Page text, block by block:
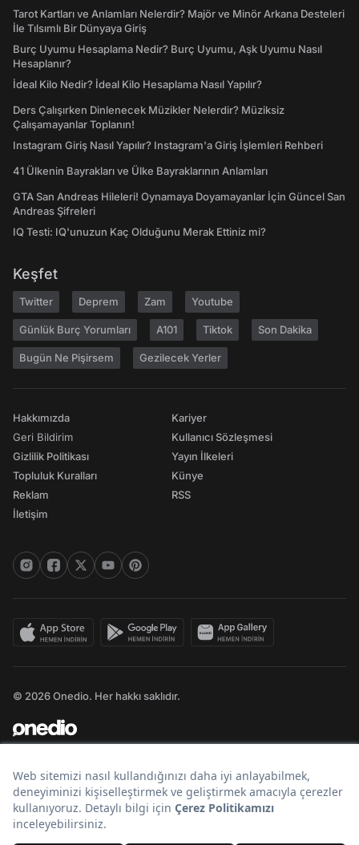
Tarot Kartları ve Anlamları Nelerdir? Majör ve Minör Arkana Desteleri
İle Tılsımlı Bir Dünyaya Giriş
Burç Uyumu Hesaplama Nedir? Burç Uyumu, Aşk Uyumu Nasıl
Hesaplanır?
İdeal Kilo Nedir? İdeal Kilo Hesaplama Nasıl Yapılır?
Ders Çalışırken Dinlenecek Müzikler Nelerdir? Müziksiz
Çalışamayanlar Toplanın!
Instagram Giriş Nasıl Yapılır? Instagram'a Giriş İşlemleri Rehberi
41 Ülkenin Bayrakları ve Ülke Bayraklarının Anlamları
GTA San Andreas Hileleri! Oynamaya Doyamayanlar İçin Güncel San
Andreas Şifreleri
IQ Testi: IQ'unuzun Kaç Olduğunu Merak Ettiniz mi?
Keşfet
Twitter Deprem Zam Youtube
Günlük Burç Yorumları A101 Tiktok Son Dakika
Bugün Ne Pişirsem Gezilecek Yerler
Hakkımızda
Geri Bildirim
Gizlilik Politikası
Topluluk Kuralları
Reklam
İletişim
Kariyer
Kullanıcı Sözleşmesi
Yayın İlkeleri
Künye
RSS
© 2026 Onedio. Her hakkı saklıdır.
Bir markasıdır.